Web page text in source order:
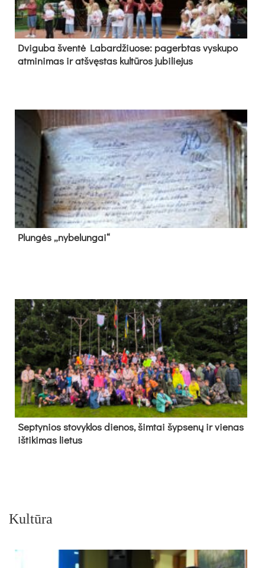
Dvi­gu­ba šven­tė La­bar­džiuo­se: pa­gerb­tas vys­ku­po
at­mi­ni­mas ir at­švęs­tas kul­tū­ros ju­bi­lie­jus
Plun­gės „ny­be­lun­gai“
Sep­ty­nios sto­vyk­los die­nos, šim­tai šyp­se­nų ir vie­nas
iš­ti­ki­mas lie­tus
Kultūra